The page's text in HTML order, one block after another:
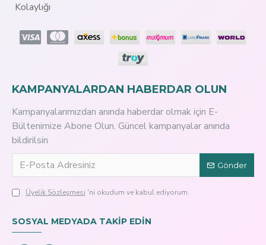
Kolaylığı
KAMPANYALARDAN HABERDAR OLUN
Kampanyalarımızdan anında haberdar olmak için E-
Bültenimize Abone Olun. Güncel kampanyalar anında
bildirilsin
Gönder
Üyelik Sözleşmesi 'ni okudum ve kabul ediyorum.
SOSYAL MEDYADA TAKİP EDİN